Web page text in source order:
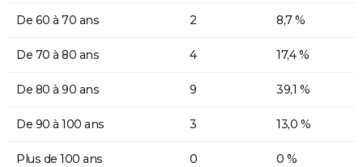
De 60 à 70 ans 2 8,7 %
De 70 à 80 ans 4 17,4 %
De 80 à 90 ans 9 39,1 %
De 90 à 100 ans 3 13,0 %
Plus de 100 ans 0 0 %